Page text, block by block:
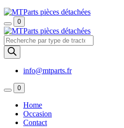
0
Recherche
de
produits
info@mtparts.fr
0
Home
Occasion
Contact